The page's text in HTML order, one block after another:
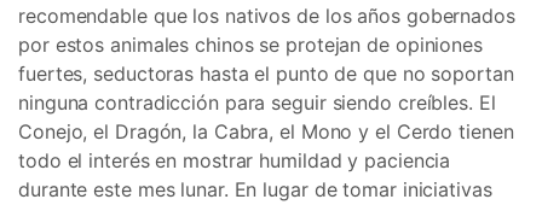
recomendable que los nativos de los años gobernados
por estos animales chinos se protejan de opiniones
fuertes, seductoras hasta el punto de que no soportan
ninguna contradicción para seguir siendo creíbles. El
Conejo, el Dragón, la Cabra, el Mono y el Cerdo tienen
todo el interés en mostrar humildad y paciencia
durante este mes lunar. En lugar de tomar iniciativas